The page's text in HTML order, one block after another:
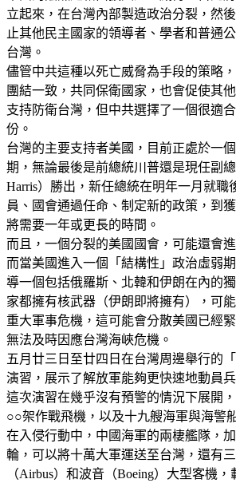
立起來，在台灣內部製造政治分裂，然
止其他民主國家的領導者、學者和普通
台灣。
儘管中共這種以死亡威脅為手段的策略
團結一致，共同保衛國家，也會促使其
支持防衛台灣，但中共選擇了一個很適
份。
台灣的主要支持者美國，目前正處於一
期，無論最後是前總統川普還是現任副
Harris）勝出，新任總統在明年一月就職
員、國會通過任命、制定新的政策，到
將需要一年或更長的時間。
而且，一個分裂的美國國會，可能還會
而當美國進入一個「結構性」政治虛弱
導一個包括俄羅斯、北韓和伊朗在內的
家都擁有核武器（伊朗即將擁有），可
重大軍事危機，這可能會分散美國已經
無法及時因應台灣海峽危機。
五月廿三日至廿四日在台灣周邊舉行的
演習，展示了解放軍能夠更快速地動員
這次演習在幾乎沒有預警的情況下展開
○○架作戰飛機，以及十九艘海軍與海警
在入侵行動中，中國海軍的兩棲艦隊，
輪，可以將十萬大軍運送至台灣，還有
（Airbus）和波音（Boeing）大型客機